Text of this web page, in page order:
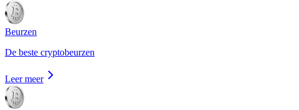
Beurzen
De beste cryptobeurzen
Leer meer